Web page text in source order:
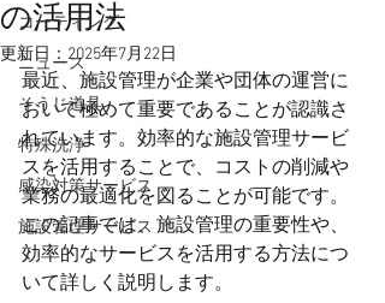
コーティング
ニュース
そうじ道具
特殊洗浄
感染対策サービス
施設管理サービス
の活用法
更新日： 2025年7月22日
最近、施設管理が企業や団体の運営に
おいて極めて重要であることが認識さ
れています。効率的な施設管理サービ
スを活用することで、コストの削減や
業務の最適化を図ることが可能です。
この記事では、施設管理の重要性や、
効率的なサービスを活用する方法につ
いて詳しく説明します。